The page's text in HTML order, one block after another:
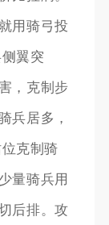
用骑弓投
翼突
，克制步
兵居多，
克制骑
量骑兵用
后排。攻